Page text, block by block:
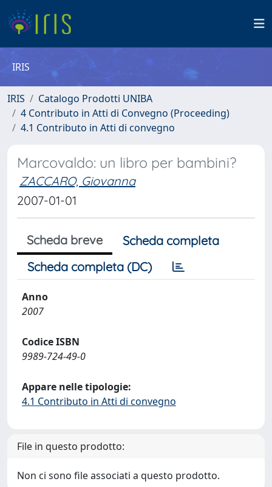
IRIS
IRIS
Catalogo Prodotti UNIBA
4 Contributo in Atti di Convegno (Proceeding)
4.1 Contributo in Atti di convegno
Marcovaldo: un libro per bambini?
ZACCARO, Giovanna
2007-01-01
Scheda breve
Scheda completa
Scheda completa (DC)
Anno
2007
Codice ISBN
9989-724-49-0
Appare nelle tipologie:
4.1 Contributo in Atti di convegno
File in questo prodotto:
Non ci sono file associati a questo prodotto.